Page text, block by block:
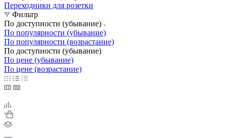
Переходники для розетки
Фильтр
По доступности (убывание)
По популярности (убывание)
По популярности (возрастание)
По доступности (убывание)
По цене (убывание)
По цене (возрастание)